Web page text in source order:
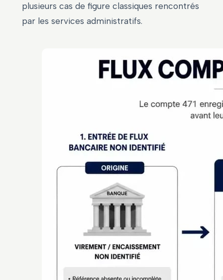
plusieurs cas de figure classiques rencontrés
par les services administratifs.